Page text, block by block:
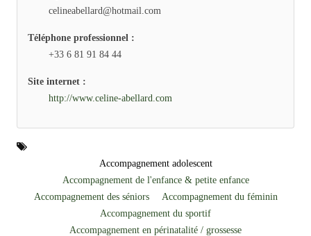
celineabellard@hotmail.com
Téléphone professionnel :
+33 6 81 91 84 44
Site internet :
http://www.celine-abellard.com
Accompagnement adolescent
Accompagnement de l'enfance & petite enfance
Accompagnement des séniors
Accompagnement du féminin
Accompagnement du sportif
Accompagnement en périnatalité / grossesse